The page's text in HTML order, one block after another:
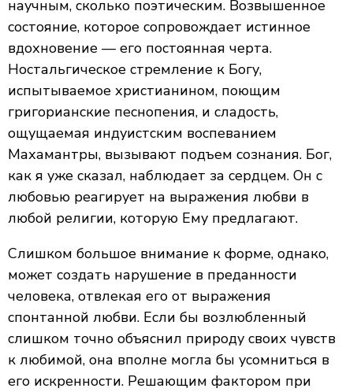
научным, сколько поэтическим. Возвышенное
состояние, которое сопровождает истинное
вдохновение — его постоянная черта.
Ностальгическое стремление к Богу,
испытываемое христианином, поющим
григорианские песнопения, и сладость,
ощущаемая индуистским воспеванием
Махамантры, вызывают подъем сознания. Бог,
как я уже сказал, наблюдает за сердцем. Он с
любовью реагирует на выражения любви в
любой религии, которую Ему предлагают.
Слишком большое внимание к форме, однако,
может создать нарушение в преданности
человека, отвлекая его от выражения
спонтанной любви. Если бы возлюбленный
слишком точно объяснил природу своих чувств
к любимой, она вполне могла бы усомниться в
его искренности. Решающим фактором при